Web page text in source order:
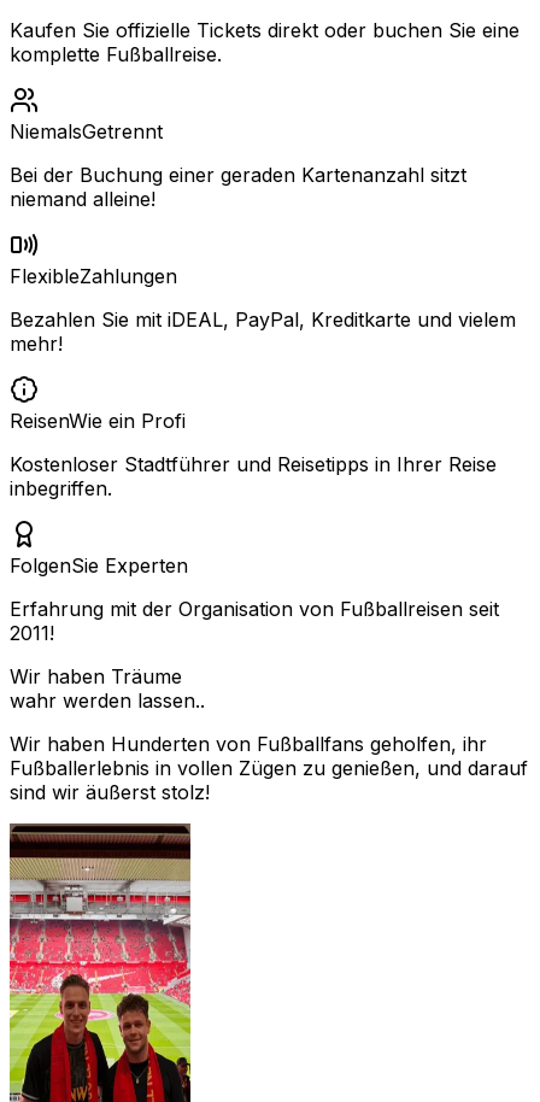
Kaufen Sie offizielle Tickets direkt oder buchen Sie eine
komplette Fußballreise.
NiemalsGetrennt
Bei der Buchung einer geraden Kartenanzahl sitzt
niemand alleine!
FlexibleZahlungen
Bezahlen Sie mit iDEAL, PayPal, Kreditkarte und vielem
mehr!
ReisenWie ein Profi
Kostenloser Stadtführer und Reisetipps in Ihrer Reise
inbegriffen.
FolgenSie Experten
Erfahrung mit der Organisation von Fußballreisen seit
2011!
Wir haben Träume
wahr werden lassen..
Wir haben Hunderten von Fußballfans geholfen, ihr
Fußballerlebnis in vollen Zügen zu genießen, und darauf
sind wir äußerst stolz!